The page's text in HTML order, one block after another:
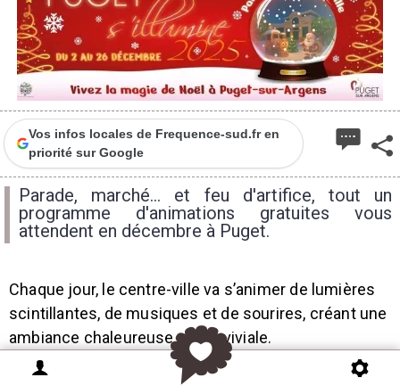
Vos infos locales de Frequence-sud.fr en
priorité sur Google
Parade, marché... et feu d'artifice, tout un
programme d'animations gratuites vous
attendent en décembre à Puget.
Chaque jour, le centre-ville va s’animer de lumières
scintillantes, de musiques et de sourires, créant une
ambiance chaleureuse et conviviale.
Un rendez-vous à partager en famille ou entre amis